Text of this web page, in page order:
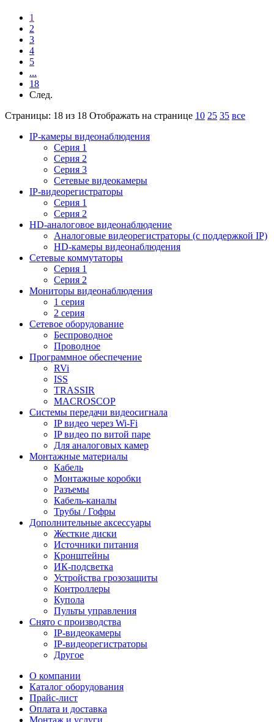
1
2
3
4
5
...
18
След.
Страницы: 18 из 18 Отображать на странице 10 25 35 все
IP-камеры видеонаблюдения
Серия 1
Серия 2
Серия 3
Сетевые видеокамеры
IP-видеорегистраторы
Серия 1
Серия 2
HD-аналоговое видеонаблюдение
Aналоговые видеорегистраторы (с поддержкой IP)
HD-камеры видеонаблюдения
Сетевые коммутаторы
Серия 1
Серия 2
Мониторы видеонаблюдения
1 серия
2 серия
Сетевое оборудование
Беспроводное
Проводное
Программное обеспечение
RVi
ISS
TRASSIR
MACROSCOP
Системы передачи видеосигнала
IP видео через Wi-Fi
IP видео по витой паре
Для аналоговых камер
Монтажные материалы
Кабель
Монтажные коробки
Разъемы
Кабель-каналы
Трубы / Гофры
Дополнительные аксессуары
Жесткие диски
Источники питания
Кронштейны
ИК-подсветка
Устройства грозозащиты
Контроллеры
Купола
Пульты управления
Снято с производства
IP-видеокамеры
IP-видеорегистраторы
Другое
О компании
Каталог оборудования
Прайс-лист
Оплата и доставка
Монтаж и услуги